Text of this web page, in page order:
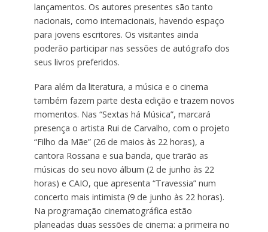
lançamentos. Os autores presentes são tanto
nacionais, como internacionais, havendo espaço
para jovens escritores. Os visitantes ainda
poderão participar nas sessões de autógrafo dos
seus livros preferidos.
Para além da literatura, a música e o cinema
também fazem parte desta edição e trazem novos
momentos. Nas “Sextas há Música”, marcará
presença o artista Rui de Carvalho, com o projeto
“Filho da Mãe” (26 de maios às 22 horas), a
cantora Rossana e sua banda, que trarão as
músicas do seu novo álbum (2 de junho às 22
horas) e CAIO, que apresenta “Travessia” num
concerto mais intimista (9 de junho às 22 horas).
Na programação cinematográfica estão
planeadas duas sessões de cinema: a primeira no